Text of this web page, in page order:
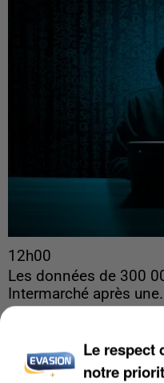
12h00
Les données de 300
Intermarché après
Les données
Le respect
notre